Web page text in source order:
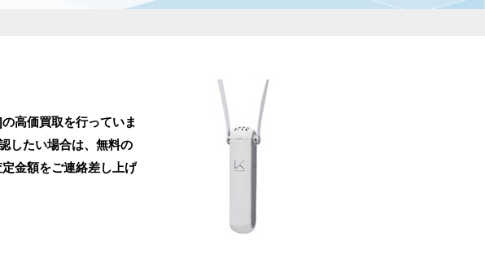
高価買取を行っていま
したい場合は、無料の
金額をご連絡差し上げ